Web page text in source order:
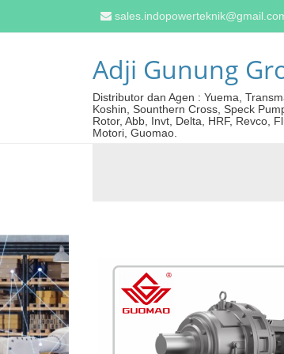
Adji Gunung
Distributor dan Agen : Yuema,
Koshin, Sounthern Cross, Speck
Rotor, Abb, Invt, Delta, HRF, Revco,
Motori, Guomao.